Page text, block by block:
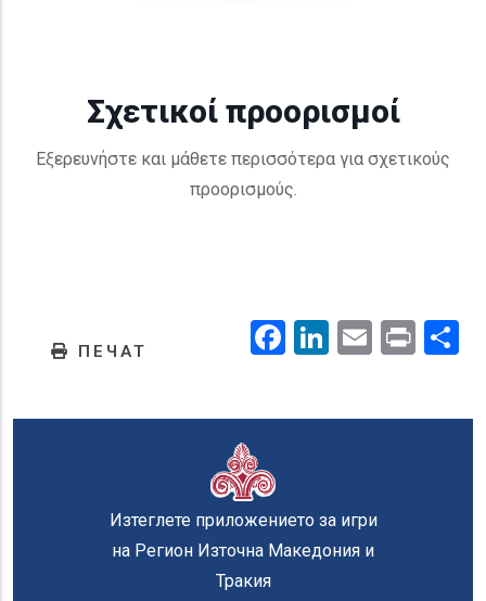
Σχετικοί προορισμοί
Εξερευνήστε και μάθετε περισσότερα για σχετικούς
προορισμούς.
ПЕЧАТ Facebook
LinkedIn
EmailPrint
Изтеглете приложението за игри
на Регион Източна Македония и
Тракия